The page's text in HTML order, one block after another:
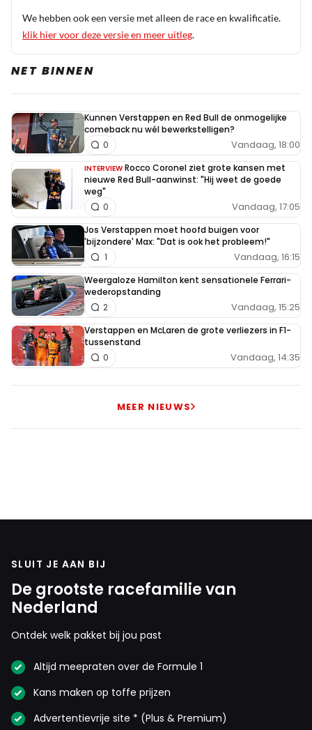
We hebben ook een versie met alleen de race en kwalificatie.
klik hier voor deze versie en meer uitleg.
NET BINNEN
Kunnen Verstappen en Red Bull de onmogelijke
comeback nu wél bewerkstelligen?
Vandaag, 18:00
0
INTERVIEW Rocco Coronel ziet grote kansen met
nieuwe Red Bull-aanwinst: "Hij weet de goede
weg"
Vandaag, 17:05
0
Jos Verstappen moet hoofd buigen voor
'bijzondere' Max: "Dat is ook het probleem!"
Vandaag, 16:15
1
Weergaloze Hamilton kent sensationele Ferrari-
wederopstanding
Vandaag, 15:25
2
Verstappen en McLaren de grote verliezers in F1-
tussenstand
Vandaag, 14:35
0
MEER NIEUWS
SLUIT JE AAN BIJ
De grootste racefamilie van
Nederland
Ontdek welk pakket bij jou past
Altijd meepraten over de Formule 1
Kans maken op toffe prijzen
Advertentievrije site * (Plus & Premium)